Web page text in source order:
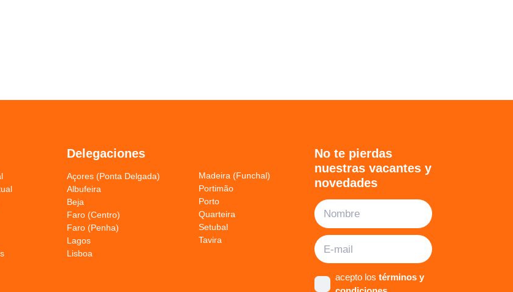
Delegaciones
Açores (Ponta Delgada)
Albufeira
Beja
Faro (Centro)
Faro (Penha)
Lagos
Lisboa
Madeira (Funchal)
Portimão
Porto
Quarteira
Setubal
Tavira
No te pierdas
nuestras vacantes y
novedades
acepto los términos y